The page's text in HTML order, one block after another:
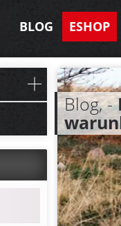
BLOG ESHOP
Blog, -